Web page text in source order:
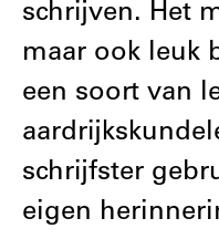
schrijven. Het
maar ook leuk
een soort van
schrijfster
eigen